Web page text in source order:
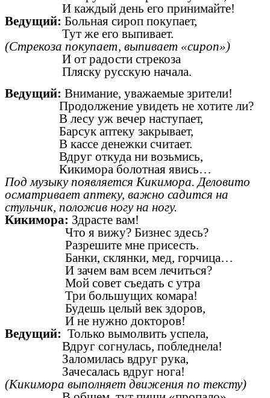
И каждый день его принимайте!
Ведущий: Больная сироп покупает,
Тут же его выпивает.
(Стрекоза покупает, выпивает «сироп»)
И от радости стрекоза
Пляску русскую начала.
Ведущий: Внимание, уважаемые зрители!
Продолжение увидеть не хотите ли?
В лесу уж вечер наступает,
Барсук аптеку закрывает,
В кассе денежки считает.
Вдруг откуда ни возьмись,
Кикимора болотная явись…
Под музыку появляется Кикимора. Деловито
осматривает аптеку, важно садится на
стульчик, положив ногу на ногу.
Кикимора: Здрасте вам!
Что я вижу? Бизнес здесь?
Разрешите мне присесть.
Банки, склянки, мед, горчица…
И зачем вам всем лечиться?
Мой совет съедать с утра
Три большущих комара!
Будешь целый век здоров,
И не нужно докторов!
Ведущий: Только вымолвить успела,
Вдруг согнулась, побледнела!
Заломилась вдруг рука,
Зачесалась вдруг нога!
(Кикимора выполняет движения по тексту)